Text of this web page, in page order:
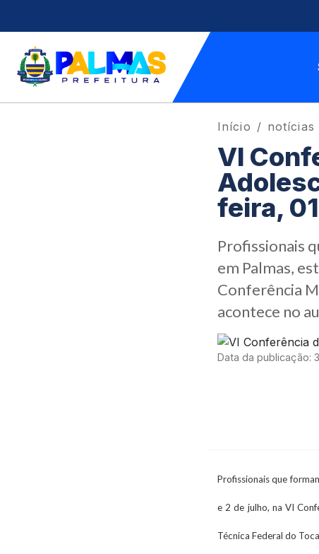
Início notícias
VI
feira, 01
Profissionais
em Palmas,
Conferência
acontece no
Data da publicação:
Profissionais que
e 2 de julho, na VI
Técnica Federal do